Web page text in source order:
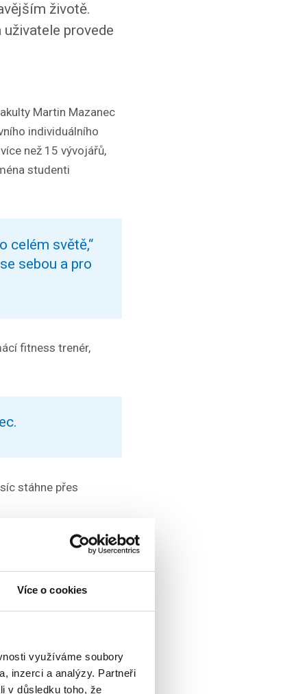
Více o cookies
využíváme soubory
inzerci a analýzy. Partneři
v důsledku toho, že
životě.
provede
Martin Mazanec
individuálního
než 15 vývojářů,
studenti
celém světě,“
sebou a pro
fitness trenér,
stáhne přes
pozn.)